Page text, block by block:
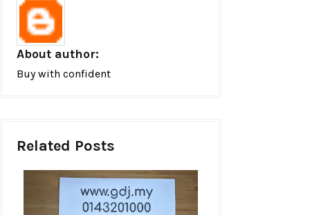
About author:
Buy with confident
Related Posts